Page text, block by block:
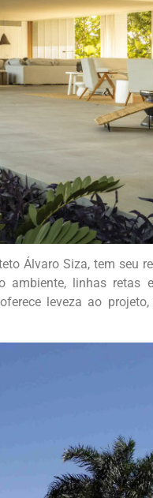
Álvaro Siza, tem seu
ambiente, linhas retas
leveza ao